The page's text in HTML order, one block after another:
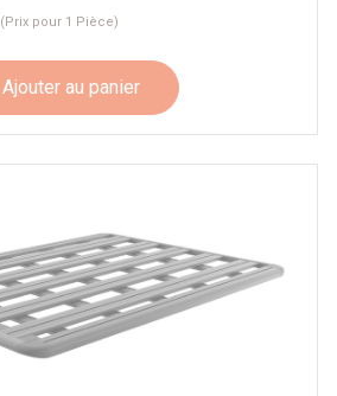
(Prix pour 1 Pièce)
Ajouter au panier